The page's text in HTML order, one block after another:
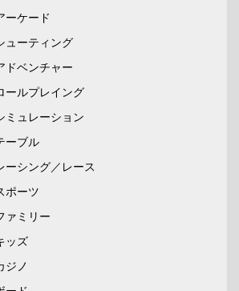
ーケード
ューティング
ドベンチャー
ールプレイング
ミュレーション
ーブル
ーシング／レース
ポーツ
ァミリー
ッズ
ジノ